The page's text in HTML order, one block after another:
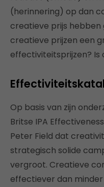
(herinnering) op dan
creatieve prijs hebben
creatieve prijzen een
effectiviteitsprijzen?
Op basis van zijn
Britse IPA
Peter Field dat
strategisch solide
vergroot. Creatieve
effectiever dan